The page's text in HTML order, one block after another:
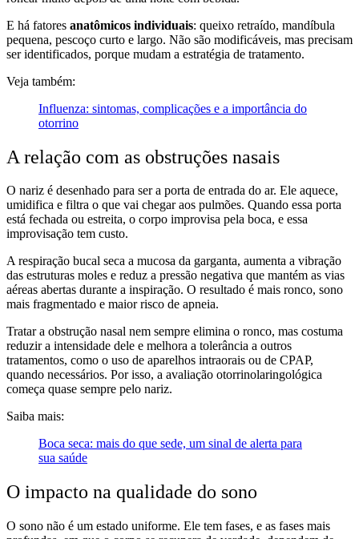
E há fatores anatômicos individuais: queixo retraído, mandíbula
pequena, pescoço curto e largo. Não são modificáveis, mas precisam
ser identificados, porque mudam a estratégia de tratamento.
Veja também:
Influenza: sintomas, complicações e a importância do
otorrino
A relação com as obstruções nasais
O nariz é desenhado para ser a porta de entrada do ar. Ele aquece,
umidifica e filtra o que vai chegar aos pulmões. Quando essa porta
está fechada ou estreita, o corpo improvisa pela boca, e essa
improvisação tem custo.
A respiração bucal seca a mucosa da garganta, aumenta a vibração
das estruturas moles e reduz a pressão negativa que mantém as vias
aéreas abertas durante a inspiração. O resultado é mais ronco, sono
mais fragmentado e maior risco de apneia.
Tratar a obstrução nasal nem sempre elimina o ronco, mas costuma
reduzir a intensidade dele e melhora a tolerância a outros
tratamentos, como o uso de aparelhos intraorais ou de CPAP,
quando necessários. Por isso, a avaliação otorrinolaringológica
começa quase sempre pelo nariz.
Saiba mais:
Boca seca: mais do que sede, um sinal de alerta para
sua saúde
O impacto na qualidade do sono
O sono não é um estado uniforme. Ele tem fases, e as fases mais